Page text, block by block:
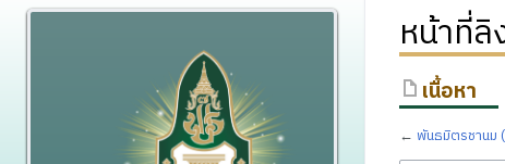
หน้าที่
เนื้อหา
← พันธมิตรชานม